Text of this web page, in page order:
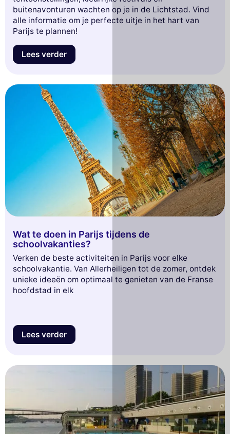
buitenavonturen wachten op je in de Lichtstad. Vind
alle informatie om je perfecte uitje in het hart van
Parijs te plannen!
Lees verder
Wat te doen in Parijs tijdens de
schoolvakanties?
Verken de beste activiteiten in Parijs voor elke
schoolvakantie. Van Allerheiligen tot de zomer, ontdek
unieke ideeën om optimaal te genieten van de Franse
hoofdstad in elk
Lees verder